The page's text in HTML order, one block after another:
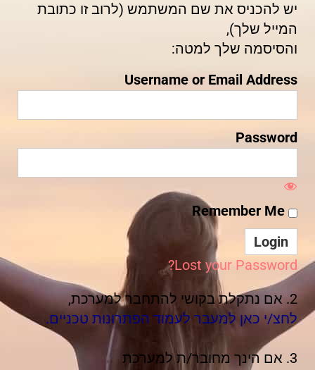
יש להכניס את שם המשתמש (לרוב זו כתובת
המייל שלך),
והסיסמה שלך למטה:
Username or Email Address
Password
Lost your Password?
2. אם נתקלת בקושי להתחבר למערכת,
לחצ/י כאן למעבר לעמוד הפתרונות טכניים.
3. אם הינך מחובר/ת למערכת